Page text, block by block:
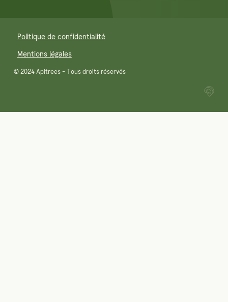
© 2024 Apitrees - Tous droits réservés
Politique de confidentialité
Mentions légales